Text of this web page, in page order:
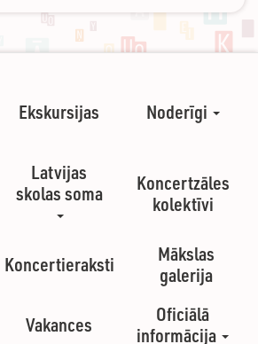
Ekskursijas Noderīgi
Latvijas
skolas soma
Koncertzāles
kolektīvi
Koncertieraksti
Mākslas
galerija
Vakances
Oficiālā
informācija